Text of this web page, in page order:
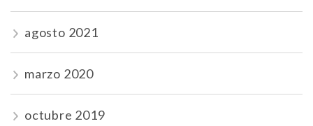
agosto 2021
marzo 2020
octubre 2019